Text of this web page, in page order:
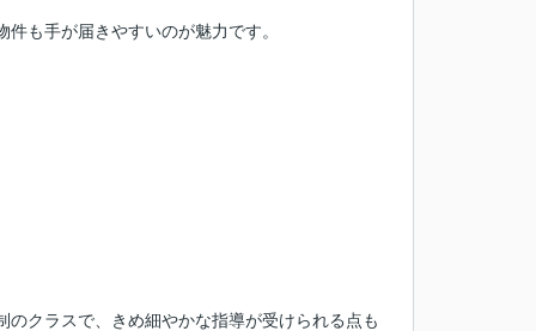
も手が届きやすいのが魅力です。
クラスで、きめ細やかな指導が受けられる点も